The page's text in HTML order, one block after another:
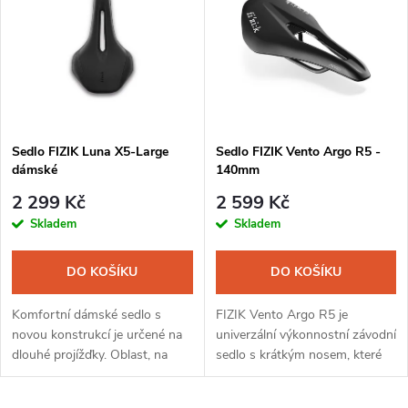
p
r
o
d
u
s
p
r
d
u
Sedlo FIZIK Luna X5-Large
dámské
2 299 Kč
Skladem
DO KOŠÍKU
Komfortní dámské sedlo s
novou konstrukcí je určené na
dlouhé projížďky. Oblast, na
které sedíte, je rozšířená,
Sedlo FIZIK Vento Argo R5 -
140mm
2 599 Kč
Skladem
DO KOŠÍKU
FIZIK Vento Argo R5 je
univerzální výkonnostní závodní
sedlo s krátkým nosem, které
zlepšuje stabilitu jezdce